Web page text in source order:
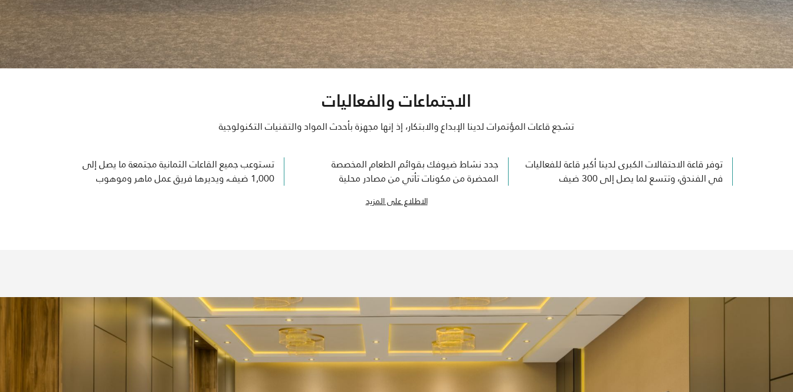
الاجتماعات والفعاليات
تشجع قاعات المؤتمرات لدينا الإبداع والابتكار، إذ إنها مجهزة بأحدث المواد والتقنيات التكنولوجية
توفر قاعة الاحتفالات الكبرى لدينا أكبر قاعة للفعاليات
في الفندق، وتتسع لما يصل إلى 300 ضيف
جدد نشاط ضيوفك بقوائم الطعام المخصصة
المحضرة من مكونات تأتي من مصادر محلية
تستوعب جميع القاعات الثمانية مجتمعة ما يصل إلى
1,000 ضيف، ويديرها فريق عمل ماهر وموهوب
الاطلاع على المزيد